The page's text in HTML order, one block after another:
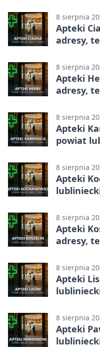
8 sierpnia
Apteki
adresy,
8 sierpnia
Apteki
adresy,
8 sierpnia
Apteki
powiat
8 sierpnia
Apteki
8 sierpnia
Apteki
adresy,
8 sierpnia
Apteki
8 sierpnia
Apteki